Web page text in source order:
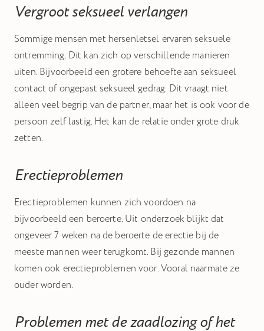
Vergroot seksueel verlangen
Sommige mensen met hersenletsel ervaren seksuele
ontremming. Dit kan zich op verschillende manieren
uiten. Bijvoorbeeld een grotere behoefte aan seksueel
contact of ongepast seksueel gedrag. Dit vraagt niet
alleen veel begrip van de partner, maar het is ook voor de
persoon zelf lastig. Het kan de relatie onder grote druk
zetten.
Erectieproblemen
Erectieproblemen kunnen zich voordoen na
bijvoorbeeld een beroerte. Uit onderzoek blijkt dat
ongeveer 7 weken na de beroerte de erectie bij de
meeste mannen weer terugkomt. Bij gezonde mannen
komen ook erectieproblemen voor. Vooral naarmate ze
ouder worden.
Problemen met de zaadlozing of het